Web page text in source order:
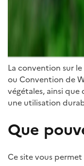
La convention sur
ou Convention de
végétales, ainsi
une utilisation
Que
Ce site vous permet